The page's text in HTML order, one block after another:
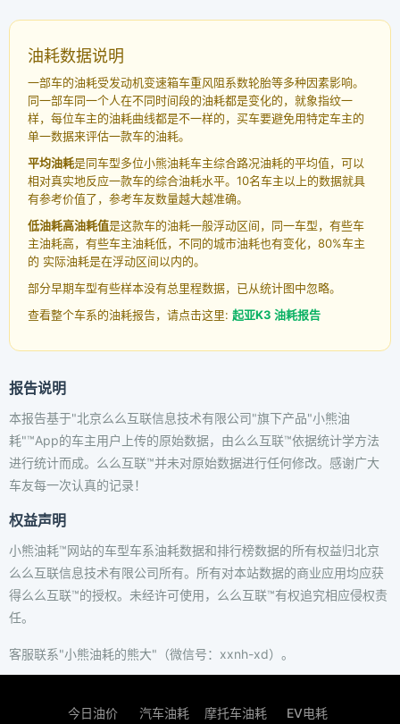
油耗数据说明
一部车的油耗受发动机变速箱车重风阻系数轮胎等多种因素影响。
同一部车同一个人在不同时间段的油耗都是变化的，就象指纹一
样，每位车主的油耗曲线都是不一样的，买车要避免用特定车主的
单一数据来评估一款车的油耗。
平均油耗是同车型多位小熊油耗车主综合路况油耗的平均值，可以
相对真实地反应一款车的综合油耗水平。10名车主以上的数据就具
有参考价值了，参考车友数量越大越准确。
低油耗高油耗值是这款车的油耗一般浮动区间，同一车型，有些车
主油耗高，有些车主油耗低，不同的城市油耗也有变化，80%车主
的 实际油耗是在浮动区间以内的。
部分早期车型有些样本没有总里程数据，已从统计图中忽略。
查看整个车系的油耗报告，请点击这里: 起亚K3 油耗报告
报告说明
本报告基于"北京么么互联信息技术有限公司"旗下产品"小熊油
耗"™App的车主用户上传的原始数据，由么么互联™依据统计学方法
进行统计而成。么么互联™并未对原始数据进行任何修改。感谢广大
车友每一次认真的记录！
权益声明
小熊油耗™网站的车型车系油耗数据和排行榜数据的所有权益归北京
么么互联信息技术有限公司所有。所有对本站数据的商业应用均应获
得么么互联™的授权。未经许可使用，么么互联™有权追究相应侵权责
任。
客服联系"小熊油耗的熊大"（微信号：xxnh-xd）。
今日油价 汽车油耗 摩托车油耗 EV电耗